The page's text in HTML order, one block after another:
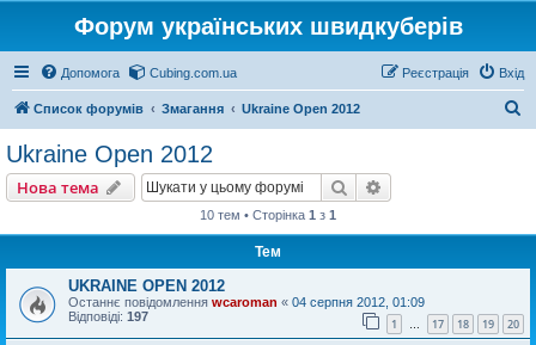
Форум українських швидкуберів
Допомога Cubing.com.ua Вхід
Реєстрація
Список форумів Змагання Ukraine Open 2012
Ukraine Open 2012
Нова тема Пошук
10 тем • Сторінка 1 з 1
Тем
UKRAINE OPEN 2012
Останнє повідомлення wcaroman « 04 серпня 2012, 01:09
Відповіді: 197 1 … 17 18 19 20